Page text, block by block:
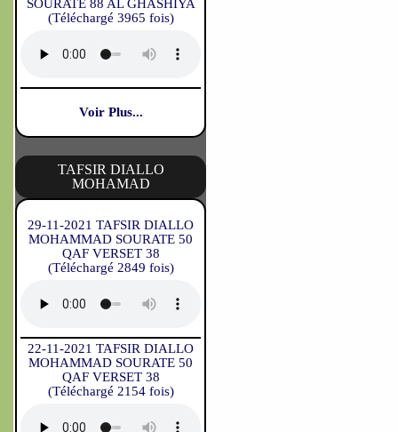
SOURATE 88 AL GHASHIYA
(Téléchargé 3965 fois)
Voir Plus...
TAFSIR DIALLO
MOHAMAD
29-11-2021 TAFSIR DIALLO
MOHAMMAD SOURATE 50
QAF VERSET 38
(Téléchargé 2849 fois)
22-11-2021 TAFSIR DIALLO
MOHAMMAD SOURATE 50
QAF VERSET 38
(Téléchargé 2154 fois)